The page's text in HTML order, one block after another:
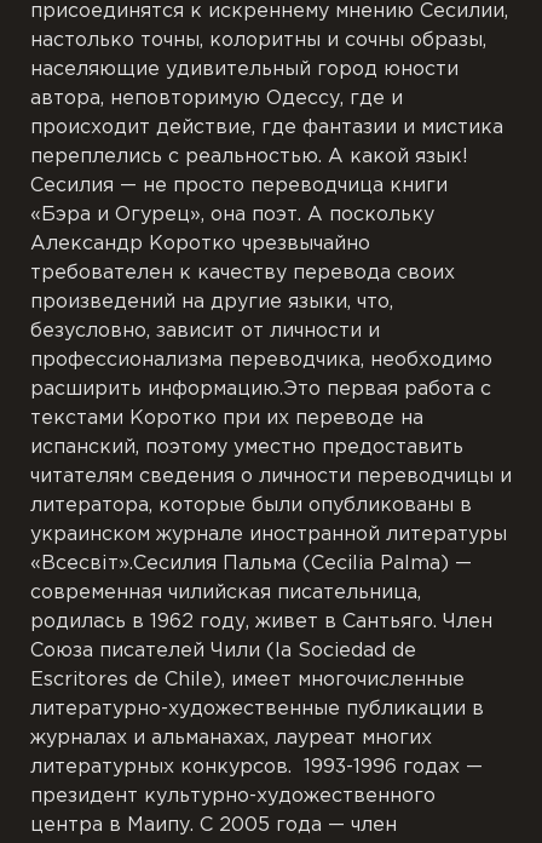
присоединятся к искреннему мнению Сесилии,
настолько точны, колоритны и сочны образы,
населяющие удивительный город юности
автора, неповторимую Одессу, где и
происходит действие, где фантазии и мистика
переплелись с реальностью. А какой язык!
Сесилия — не просто переводчица книги
«Бэра и Огурец», она поэт. А поскольку
Александр Коротко чрезвычайно
требователен к качеству перевода своих
произведений на другие языки, что,
безусловно, зависит от личности и
профессионализма переводчика, необходимо
расширить информацию.Это первая работа с
текстами Коротко при их переводе на
испанский, поэтому уместно предоставить
читателям сведения о личности переводчицы и
литератора, которые были опубликованы в
украинском журнале иностранной литературы
«Всесвіт».Сесилия Пальма (Cecilia Palma) —
современная чилийская писательница,
родилась в 1962 году, живет в Сантьяго. Член
Союза писателей Чили (la Sociedad de
Escritores de Chile), имеет многочисленные
литературно-художественные публикации в
журналах и альманахах, лауреат многих
литературных конкурсов. 1993-1996 годах —
президент культурно-художественного
центра в Маипу. С 2005 года — член